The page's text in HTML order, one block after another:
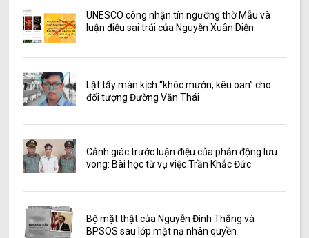
UNESCO công nhận tín ngưỡng thờ Mẫu và
luận điệu sai trái của Nguyễn Xuân Diện
Lật tẩy màn kịch “khóc mướn, kêu oan” cho
đối tượng Đường Văn Thái
Cảnh giác trước luận điệu của phản động lưu
vong: Bài học từ vụ việc Trần Khắc Đức
Bộ mặt thật của Nguyễn Đình Thắng và
BPSOS sau lớp mặt nạ nhân quyền